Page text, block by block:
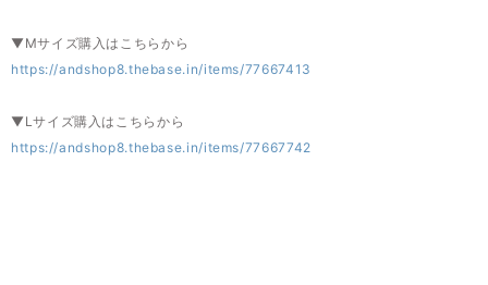
▼Mサイズ購入はこちらから
https://andshop8.thebase.in/items/77667413
▼Lサイズ購入はこちらから
https://andshop8.thebase.in/items/77667742